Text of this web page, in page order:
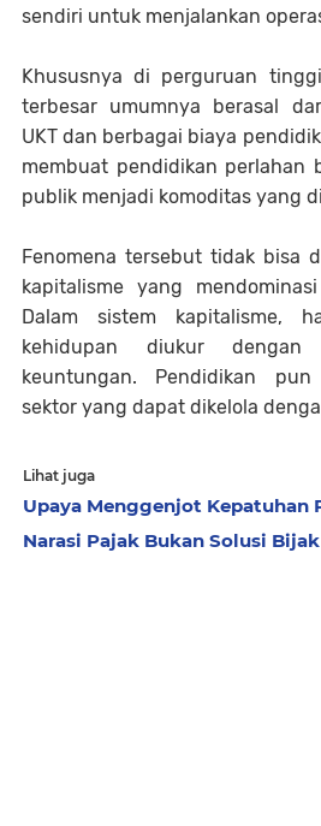
sendiri untuk menjalankan
Khususnya di perguruan
terbesar umumnya berasal
UKT dan berbagai biaya
membuat pendidikan perlahan
publik menjadi komoditas yang
Fenomena tersebut tidak bisa
kapitalisme yang
Dalam sistem kapitalisme,
kehidupan diukur
keuntungan. Pendidikan
sektor yang dapat dikelola
Lihat juga
Upaya Menggenjot Kepatuhan
Narasi Pajak Bukan Solusi Bijak